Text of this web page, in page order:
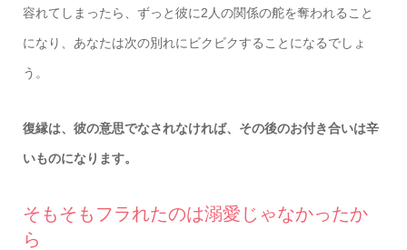
容れてしまったら、ずっと彼に2人の関係の舵を奪われること
になり、あなたは次の別れにビクビクすることになるでしょ
う。
復縁は、彼の意思でなされなければ、その後のお付き合いは辛
いものになります。
そもそもフラれたのは溺愛じゃなかったか
ら